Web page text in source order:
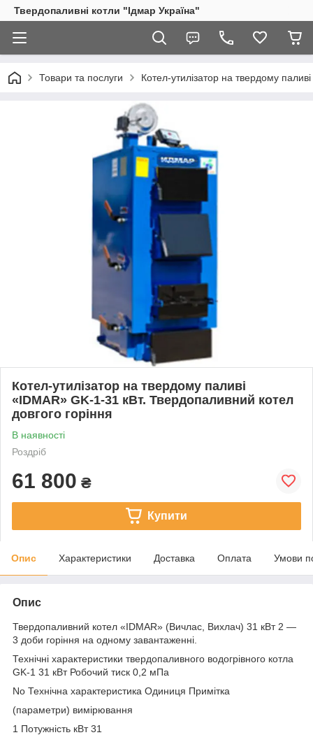
Твердопаливні котли "Ідмар Україна"
Товари та послуги Котел-утилізатор на твердому
Котел-утилізатор на твердому паливі
«IDMAR» GK-1-31 кВт. Твердопаливний котел
довгого горіння
В наявності
Роздріб
61 800 ₴
Купити
Опис Характеристики Доставка Оплата Умови
Опис
Твердопаливний котел «IDMAR» (Вичлас, Вихлач) 31 кВт 2 —
3 доби горіння на одному завантаженні.
Технічні характеристики твердопаливного водогрівного котла
GK-1 31 кВт Робочий тиск 0,2 мПа
No Технічна характеристика Одиниця Примітка
(параметри) вимірювання
1 Потужність кВт 31